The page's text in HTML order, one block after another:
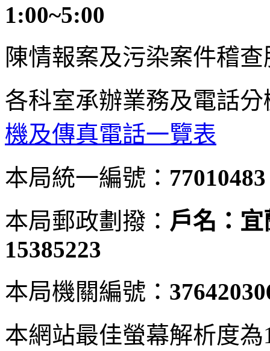
1:00~5:00
陳情報案及污染案件稽
各科室承辦業務及電話分
機及傳真電話一覽表
本局統一編號： 77010483
本局郵政劃撥： 戶名：
15385223
本局機關編號：
本網站最佳螢幕解析度